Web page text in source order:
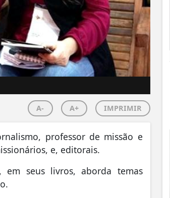
A- A+ IMPRIMIR
professor de missão e
e, editorais.
seus livros, aborda temas